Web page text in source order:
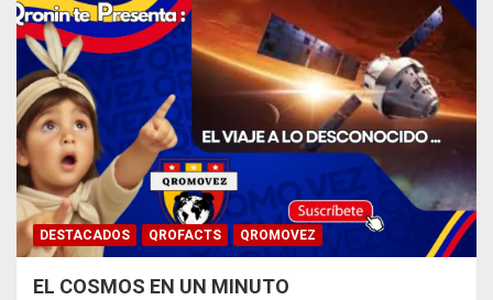
DESTACADOS QROFACTS QROMOVEZ
EL COSMOS EN UN MINUTO